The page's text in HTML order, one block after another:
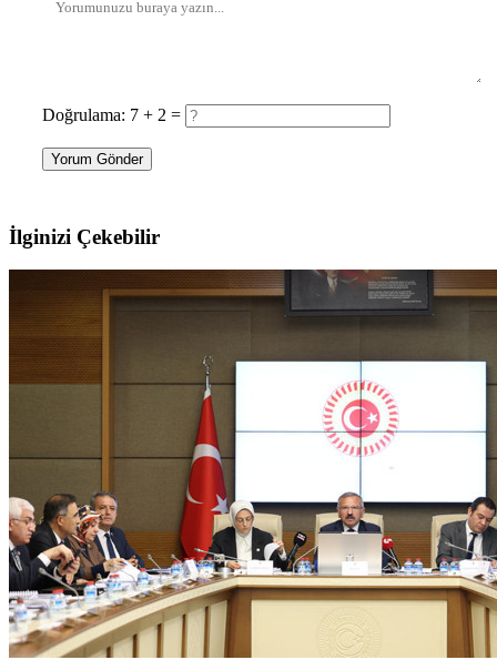
Doğrulama: 7 + 2 =
Yorum Gönder
İlginizi Çekebilir